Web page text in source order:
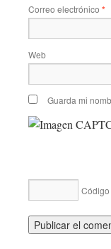
Correo electrónico *
Web
Guarda mi
Código